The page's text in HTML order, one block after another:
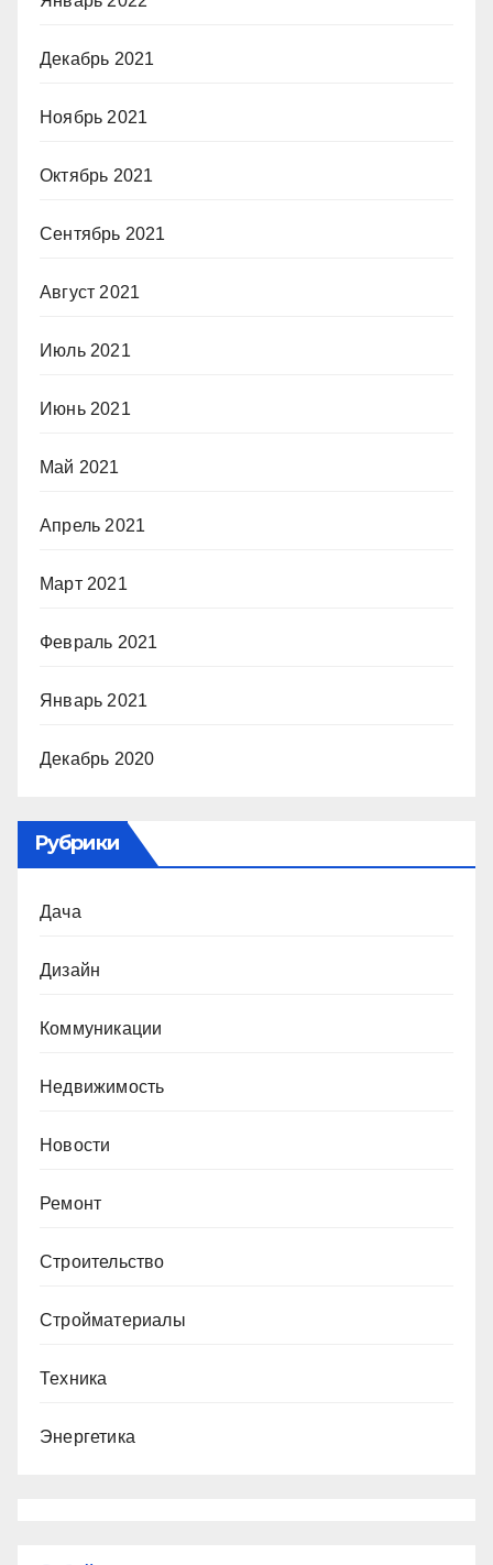
Декабрь 2021
Ноябрь 2021
Октябрь 2021
Сентябрь 2021
Август 2021
Июль 2021
Июнь 2021
Май 2021
Апрель 2021
Март 2021
Февраль 2021
Январь 2021
Декабрь 2020
Рубрики
Дача
Дизайн
Коммуникации
Недвижимость
Новости
Ремонт
Строительство
Стройматериалы
Техника
Энергетика